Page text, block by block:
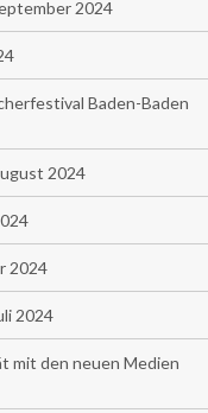
2024
Baden-Baden
2024
2024
2024
mit den neuen Medien